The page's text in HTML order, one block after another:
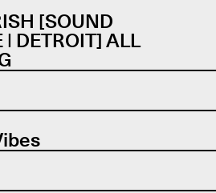
[SOUND
| DETROIT] ALL